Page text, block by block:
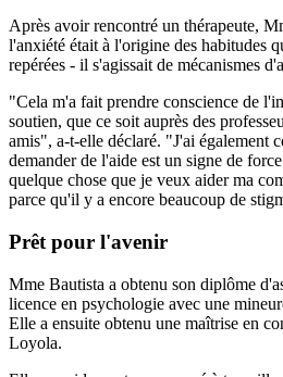
Après avoir rencontré un thérapeute,
l'anxiété était à l'origine des habitudes
repérées - il s'agissait de mécanismes
"Cela m'a fait prendre conscience de
soutien, que ce soit auprès des
amis", a-t-elle déclaré. "J'ai également
demander de l'aide est un signe de
quelque chose que je veux aider ma
parce qu'il y a encore beaucoup de
Prêt pour l'avenir
Mme Bautista a obtenu son diplôme
licence en psychologie avec une
Elle a ensuite obtenu une maîtrise en
Loyola.